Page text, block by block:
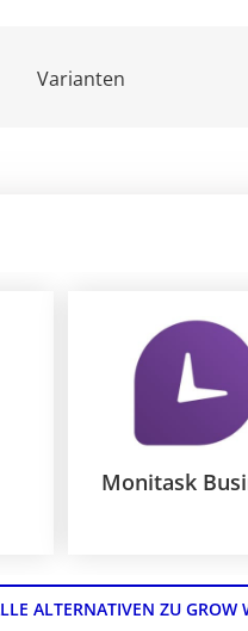
Varianten
Monitask
ALTERNATIVEN ZU GROW